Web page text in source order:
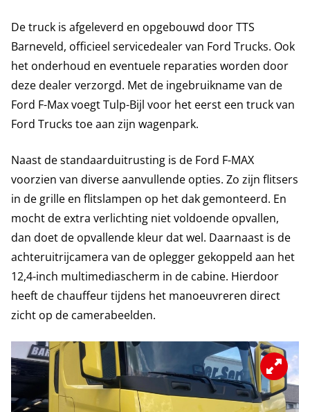
De truck is afgeleverd en opgebouwd door TTS
Barneveld, officieel servicedealer van Ford Trucks. Ook
het onderhoud en eventuele reparaties worden door
deze dealer verzorgd. Met de ingebruikname van de
Ford F-Max voegt Tulp-Bijl voor het eerst een truck van
Ford Trucks toe aan zijn wagenpark.
Naast de standaarduitrusting is de Ford F-MAX
voorzien van diverse aanvullende opties. Zo zijn flitsers
in de grille en flitslampen op het dak gemonteerd. En
mocht de extra verlichting niet voldoende opvallen,
dan doet de opvallende kleur dat wel. Daarnaast is de
achteruitrijcamera van de oplegger gekoppeld aan het
12,4-inch multimediascherm in de cabine. Hierdoor
heeft de chauffeur tijdens het manoeuvreren direct
zicht op de camerabeelden.